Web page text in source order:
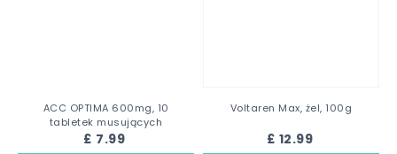
ACC OPTIMA 600mg, 10
tabletek musujących
£ 7.99
Voltaren Max, żel, 100g
£ 12.99